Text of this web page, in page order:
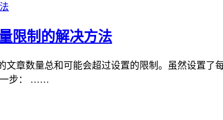
限制的解决方法
章数量总和可能会超过设置的限制。虽然设置
一步： ……